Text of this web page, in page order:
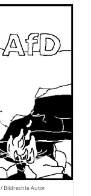
Bildrechte Autor